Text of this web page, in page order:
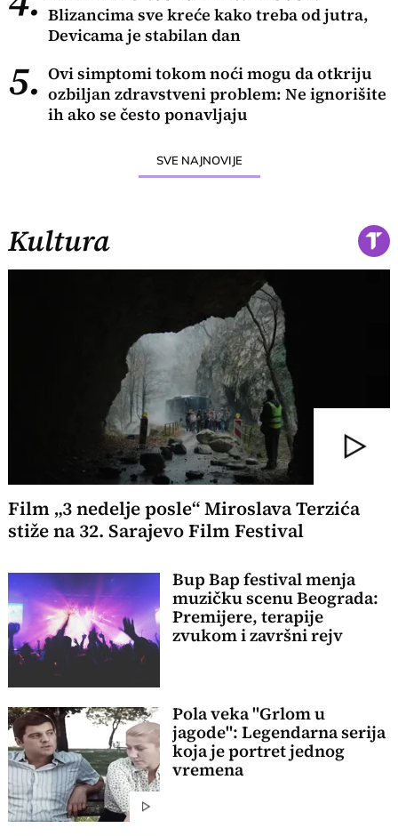
Blizancima sve kreće kako treba od jutra,
Devicama je stabilan dan
5. Ovi simptomi tokom noći mogu da otkriju
ozbiljan zdravstveni problem: Ne ignorišite
ih ako se često ponavljaju
SVE NAJNOVIJE
Kultura
Film „3 nedelje posle“ Miroslava Terzića
stiže na 32. Sarajevo Film Festival
Bup Bap festival menja
muzičku scenu Beograda:
Premijere, terapije
zvukom i završni rejv
Pola veka "Grlom u
jagode": Legendarna serija
koja je portret jednog
vremena